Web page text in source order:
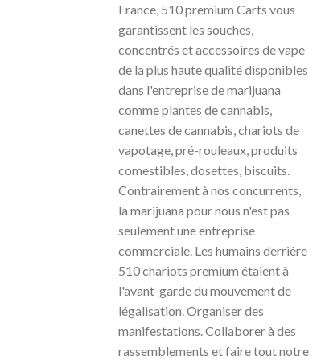
France, 510 premium Carts vous
garantissent les souches,
concentrés et accessoires de vape
de la plus haute qualité disponibles
dans l'entreprise de marijuana
comme plantes de cannabis,
canettes de cannabis, chariots de
vapotage, pré-rouleaux, produits
comestibles, dosettes, biscuits.
Contrairement à nos concurrents,
la marijuana pour nous n'est pas
seulement une entreprise
commerciale. Les humains derrière
510 chariots premium étaient à
l'avant-garde du mouvement de
légalisation. Organiser des
manifestations. Collaborer à des
rassemblements et faire tout notre